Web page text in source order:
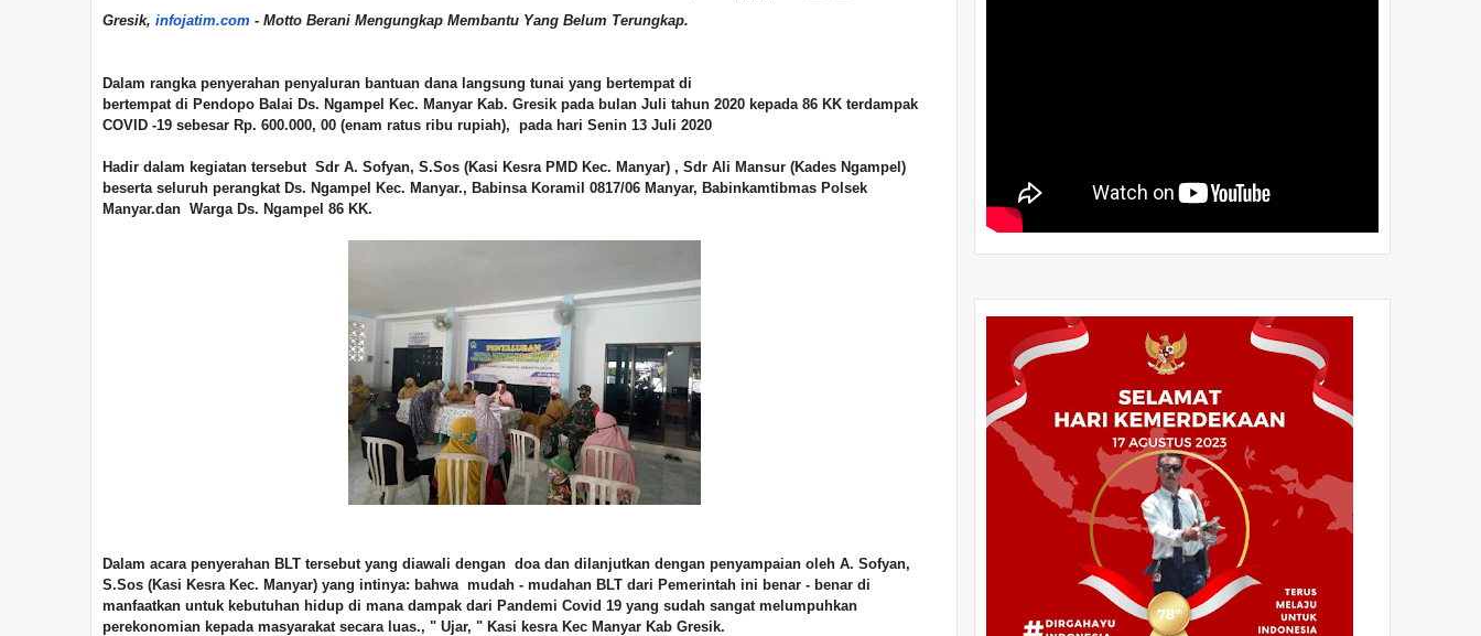
Gresik, infojatim.com - Motto Berani Mengungkap Membantu Yang Belum Terungkap.
Dalam rangka penyerahan penyaluran bantuan dana langsung tunai yang bertempat di
bertempat di Pendopo Balai Ds. Ngampel Kec. Manyar Kab. Gresik pada bulan Juli tahun 2020 kepada 86 KK terdampak
COVID -19 sebesar Rp. 600.000, 00 (enam ratus ribu rupiah), pada hari Senin 13 Juli 2020
Hadir dalam kegiatan tersebut Sdr A. Sofyan, S.Sos (Kasi Kesra PMD Kec. Manyar) , Sdr Ali Mansur (Kades Ngampel)
beserta seluruh perangkat Ds. Ngampel Kec. Manyar., Babinsa Koramil 0817/06 Manyar, Babinkamtibmas Polsek
Manyar.dan Warga Ds. Ngampel 86 KK.
Dalam acara penyerahan BLT tersebut yang diawali dengan doa dan dilanjutkan dengan penyampaian oleh A. Sofyan,
S.Sos (Kasi Kesra Kec. Manyar) yang intinya: bahwa mudah - mudahan BLT dari Pemerintah ini benar - benar di
manfaatkan untuk kebutuhan hidup di mana dampak dari Pandemi Covid 19 yang sudah sangat melumpuhkan
perekonomian kepada masyarakat secara luas., " Ujar, " Kasi kesra Kec Manyar Kab Gresik.